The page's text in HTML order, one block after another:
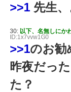
>>1 先生
30: 以下、名無しにか
ID:1x7vvw1G0
>>1のお勧
昨夜だっ
た？